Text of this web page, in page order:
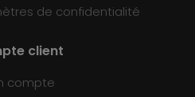
de confidentialité
client
compte